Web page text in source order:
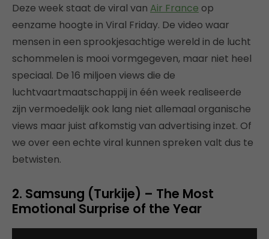
Deze week staat de viral van Air France op
eenzame hoogte in Viral Friday. De video waar
mensen in een sprookjesachtige wereld in de lucht
schommelen is mooi vormgegeven, maar niet heel
speciaal. De 16 miljoen views die de
luchtvaartmaatschappij in één week realiseerde
zijn vermoedelijk ook lang niet allemaal organische
views maar juist afkomstig van advertising inzet. Of
we over een echte viral kunnen spreken valt dus te
betwisten.
2. Samsung (Turkije) – The Most
Emotional Surprise of the Year